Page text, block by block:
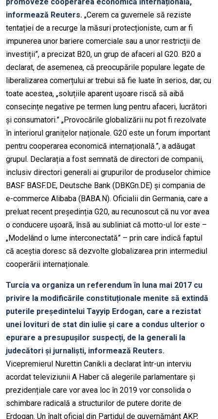
informează Reuters. „Cerem ca guvernele să reziste
tentației de a recurge la măsuri protecționiste, cum ar fi
impunerea unor bariere comerciale sau a unor restricții de
investiții”, a precizat B20, un grup de afaceri al G20. B20 a
declarat, de asemenea, că preocupările populare legate de
liberalizarea comerțului ar trebui să fie luate în serios, dar, cu
toate acestea, „soluțiile aparent ușoare riscă să aibă
consecințe negative pe termen lung pentru afaceri, lucrători
și consumatori.” „Provocările globalizării nu pot fi rezolvate
în interiorul granițelor naționale. G20 este un forum important
pentru cooperarea economică internațională.”, a adăugat
grupul. Declarația a fost semnată de directori de companii,
inclusiv directori generali ai grupurilor de produselor chimice
BASF BASF.DE, Deutsche Bank (DBKGn.DE) și compania de
e-commerce Alibaba (BABA.N). Oficialii din Germania, care a
preluat recent președinția G20, au recunoscut că nu vor avea
o conducere ușoară, însă au subliniat că motto-ul lor este –
„Modelând o lume interconectată” – prin care indică faptul
că aceștia doresc să dezvolte globalizarea prin intermediul
cooperării internaționale.
Turcia va organiza un referendum în luna mai 2017 cu
privire la modificările constituționale menite să extindă
puterile președintelui Tayyip Erdogan, care a rezistat
unei lovituri de stat din iulie și care a condus ulterior o
epurare a presupușilor suspecți, de la generali la
judecători și jurnaliști, informează Reuters.
Vicepremierul Nurettin Canikli a declarat într-un interviu
acordat televiziunii A Haber că alegerile parlamentare și
prezidențiale care vor avea loc în 2019 vor consolida o
schimbare radicală a structurilor de putere dorite de
Erdogan. Un înalt oficial din Partidul de guvernământ AKP,